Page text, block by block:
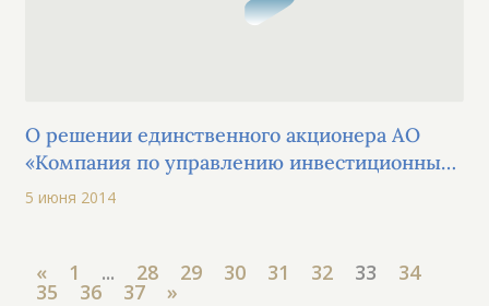
О решении единственного акционера АО
«Компания по управлению инвестиционным
портфелем «Компас» 30 мая 2014 г.
5 июня 2014
« 1 ... 28 29 30 31 32 33 34
35 36 37 »